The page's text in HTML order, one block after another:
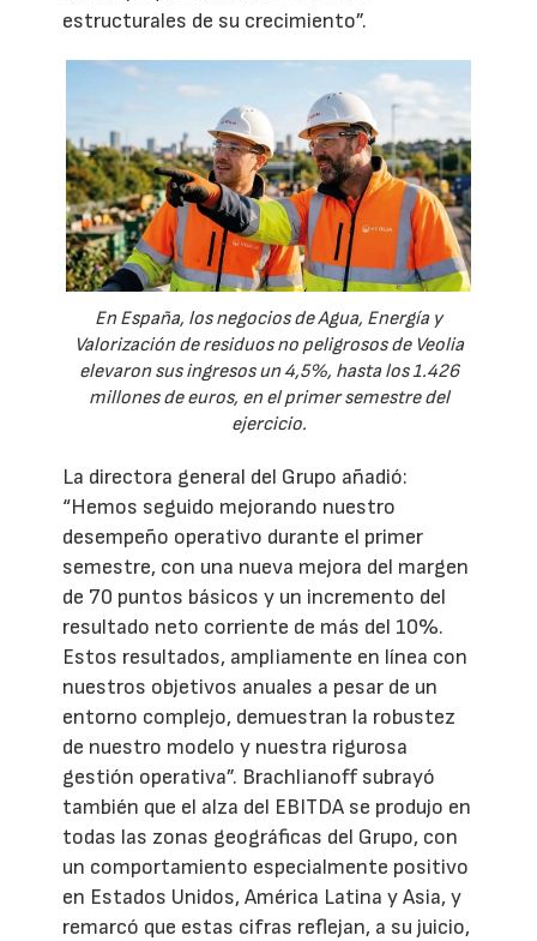
estructurales de su crecimiento”.
En España, los negocios de Agua, Energía y
Valorización de residuos no peligrosos de Veolia
elevaron sus ingresos un 4,5%, hasta los 1.426
millones de euros, en el primer semestre del
ejercicio.
La directora general del Grupo añadió:
“Hemos seguido mejorando nuestro
desempeño operativo durante el primer
semestre, con una nueva mejora del margen
de 70 puntos básicos y un incremento del
resultado neto corriente de más del 10%.
Estos resultados, ampliamente en línea con
nuestros objetivos anuales a pesar de un
entorno complejo, demuestran la robustez
de nuestro modelo y nuestra rigurosa
gestión operativa”. Brachlianoff subrayó
también que el alza del EBITDA se produjo en
todas las zonas geográficas del Grupo, con
un comportamiento especialmente positivo
en Estados Unidos, América Latina y Asia, y
remarcó que estas cifras reflejan, a su juicio,